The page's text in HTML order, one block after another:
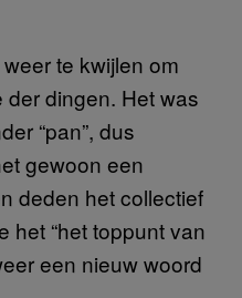
te kwijlen om
dingen. Het was
“pan”, dus
gewoon een
deden het collectief
het “het toppunt van
een nieuw woord